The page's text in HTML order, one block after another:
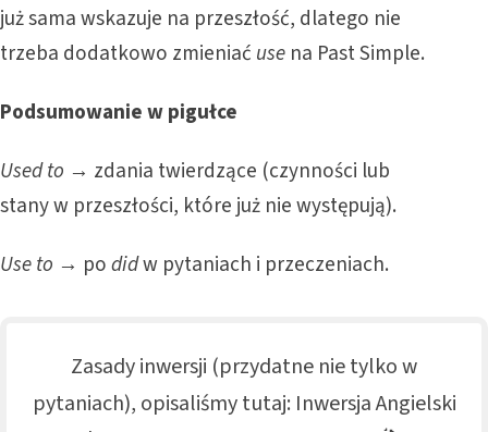
już sama wskazuje na przeszłość, dlatego nie
trzeba dodatkowo zmieniać use na Past Simple.
Podsumowaniew pigułce
Used to → zdania twierdzące (czynności lub
stany w przeszłości, które już nie występują).
Use to → podidw pytaniach i przeczeniach.
Zasady inwersji (przydatne nie tylko w
pytaniach), opisaliśmy tutaj: Inwersja Angielski